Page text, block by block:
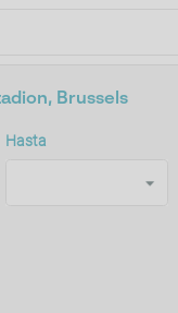
Brussels
Hasta